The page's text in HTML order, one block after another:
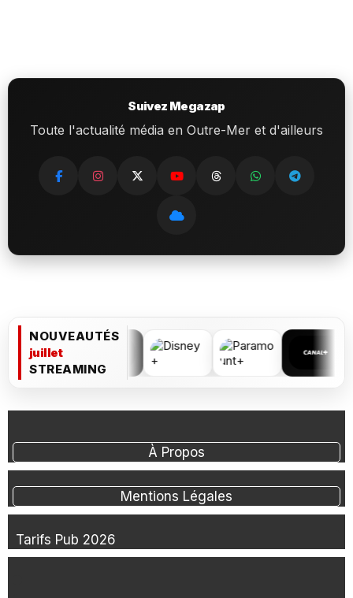
Suivez Megazap
Toute l'actualité média en Outre-Mer et d'ailleurs
NOUVEAUTÉS
juillet
STREAMING
À Propos
Mentions Légales
Tarifs Pub 2026